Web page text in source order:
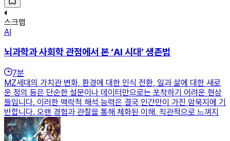
스크랩
AI
뇌과학과 사회학 관점에서 본 ‘AI 시대’ 생존법
7분
MZ세대의 가치관 변화, 환경에 대한 인식 전환, 일과 삶에 대한 새로
운 정의 등은 단순한 설문이나 데이터만으로는 포착하기 어려운 현상
들입니다. 이러한 맥락적 해석 능력은 결국 인간만이 가진 암묵지에 기
반합니다. 오랜 경험과 관찰을 통해 체화된 이해, 직관적으로 느껴지